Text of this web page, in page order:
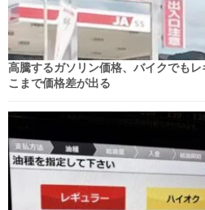
高騰するガソリン価格、バイクでも
こまで価格差が出る